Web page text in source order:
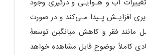
آب و هـوایـی و درگیری وجود
افزایـش پـیدا مـی‌کند و در صورت
مانند فقر و کاهش میانگین توسعۀ
کاملاً بوضوح قابل‏ مشاهده خواهد